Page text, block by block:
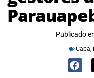
Publicado
Capa,